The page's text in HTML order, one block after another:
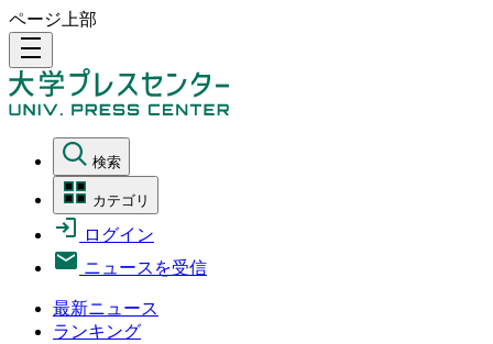
ページ上部
density_medium
検索
カテゴリ
ログイン
ニュースを受信
最新ニュース
ランキング